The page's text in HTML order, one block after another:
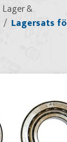
Lager &
Lagersats